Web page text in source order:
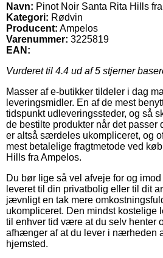
Navn: Pinot Noir Santa Rita Hills
Kategori: Rødvin
Producent: Ampelos
Varenummer: 3225819
EAN:
Vurderet til 4.4 ud af 5 stjerner
Masser af e-butikker tildeler i dag
leveringsmidler. En af de mest
tidspunkt udleveringssteder, og så
de bestilte produkter når det passer
er altså særdeles ukompliceret, og
mest betalelige fragtmetode ved
Hills fra Ampelos.
Du bør lige så vel afveje for og
leveret til din privatbolig eller til dit
jævnligt en tak mere
ukompliceret. Den mindst kostelige
til enhver tid være at du selv henter
afhænger af at du lever i nærheden
hjemsted.